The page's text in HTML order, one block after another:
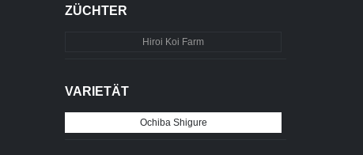
ZÜCHTER
Hiroi Koi Farm
VARIETÄT
Ochiba Shigure